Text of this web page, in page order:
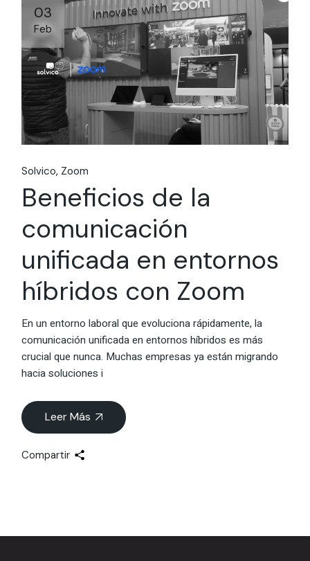
03
Feb
Solvico Zoom
Beneficios de la
comunicación
unificada en entornos
híbridos con Zoom
En un entorno laboral que evoluciona rápidamente, la
comunicación unificada en entornos híbridos es más
crucial que nunca. Muchas empresas ya están migrando
hacia soluciones i
Leer Más
Compartir